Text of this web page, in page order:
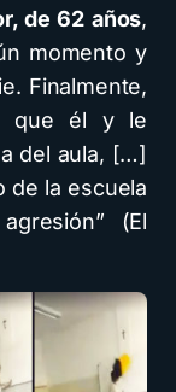
de 62 años,
momento y
Finalmente,
que él y le
del aula, […]
de la escuela
(El